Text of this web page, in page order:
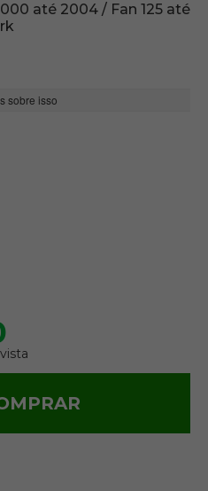
até 2004 / Fan 125 até
sobre isso